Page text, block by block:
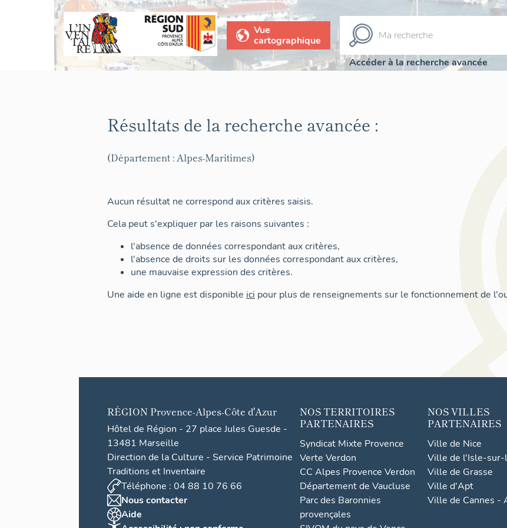
Vue
cartographique
Accéder à la recherche avancée
Résultats de la recherche avancée :
(Département : Alpes-Maritimes)
Aucun résultat ne correspond aux critères saisis.
Cela peut s'expliquer par les raisons suivantes :
l'absence de données correspondant aux critères,
l'absence de droits sur les données correspondant aux critères,
une mauvaise expression des critères.
Une aide en ligne est disponible ici pour plus de renseignements sur le fonctionnement de
RÉGION Provence-Alpes-Côte d'Azur
Hôtel de Région - 27 place Jules Guesde -
13481 Marseille
Direction de la Culture - Service Patrimoine
Traditions et Inventaire
Téléphone : 04 88 10 76 66
Nous contacter
Aide
NOS TERRITOIRES
PARTENAIRES
Syndicat Mixte Provence
Verte Verdon
CC Alpes Provence Verdon
Département de Vaucluse
Parc des Baronnies
provençales
NOS VILLES
PARTENAIRES
Ville de Nice
Ville de l'Isle-sur-
Ville de Grasse
Ville d'Apt
Ville de Cannes -